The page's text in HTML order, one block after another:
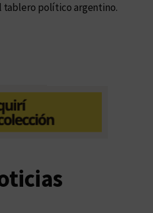
político argentino.